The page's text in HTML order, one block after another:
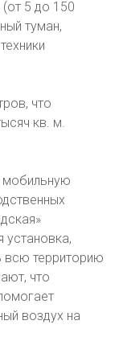
5 до 150
туман,
что
кв. м.
мобильную
установка,
всю территорию
что
воздух на